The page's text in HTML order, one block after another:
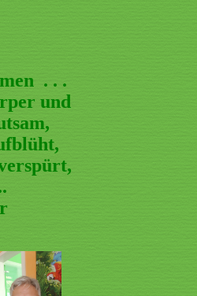
. . .
und